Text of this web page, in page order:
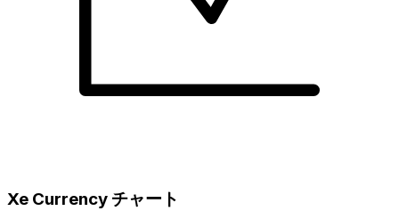
Xe Currency チャート